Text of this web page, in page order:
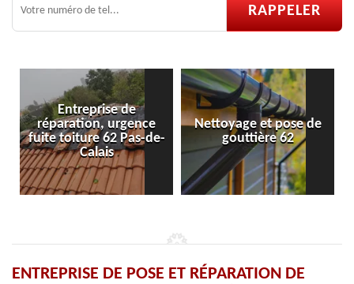
Nettoyage et pose de
gouttière 62
Pose et réparation de
velux 62
ENTREPRISE DE POSE ET RÉPARATION DE